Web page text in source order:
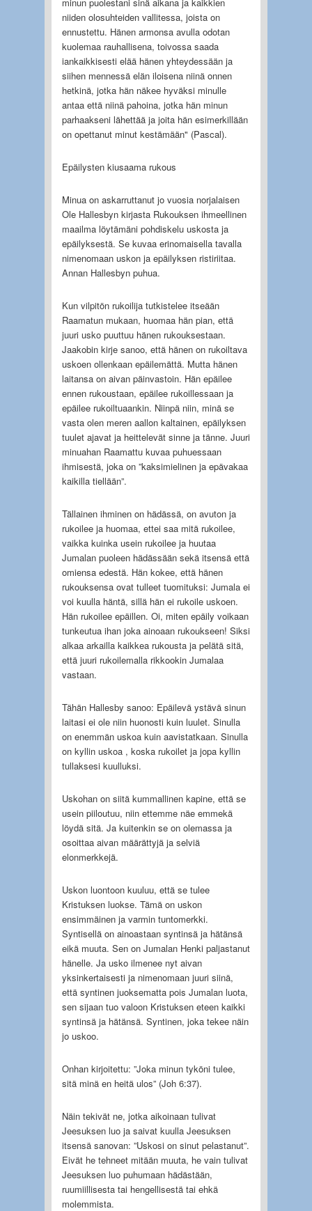
niiden olosuhteiden vallitessa, joista on
ennustettu. Hänen armonsa avulla odotan
kuolemaa rauhallisena, toivossa saada
iankaikkisesti elää hänen yhteydessään ja
siihen mennessä elän iloisena niinä onnen
hetkinä, jotka hän näkee hyväksi minulle
antaa että niinä pahoina, jotka hän minun
parhaakseni lähettää ja joita hän esimerkillään
on opettanut minut kestämään" (Pascal).
Epäilysten kiusaama rukous
Minua on askarruttanut jo vuosia norjalaisen
Ole Hallesbyn kirjasta Rukouksen ihmeellinen
maailma löytämäni pohdiskelu uskosta ja
epäilyksestä. Se kuvaa erinomaisella tavalla
nimenomaan uskon ja epäilyksen ristiriitaa.
Annan Hallesbyn puhua.
Kun vilpitön rukoilija tutkistelee itseään
Raamatun mukaan, huomaa hän pian, että
juuri usko puuttuu hänen rukouksestaan.
Jaakobin kirje sanoo, että hänen on rukoiltava
uskoen ollenkaan epäilemättä. Mutta hänen
laitansa on aivan päinvastoin. Hän epäilee
ennen rukoustaan, epäilee rukoillessaan ja
epäilee rukoiltuaankin. Niinpä niin, minä se
vasta olen meren aallon kaltainen, epäilyksen
tuulet ajavat ja heittelevät sinne ja tänne. Juuri
minuahan Raamattu kuvaa puhuessaan
ihmisestä, joka on ”kaksimielinen ja epävakaa
kaikilla tiellään”.
Tällainen ihminen on hädässä, on avuton ja
rukoilee ja huomaa, ettei saa mitä rukoilee,
vaikka kuinka usein rukoilee ja huutaa
Jumalan puoleen hädässään sekä itsensä että
omiensa edestä. Hän kokee, että hänen
rukouksensa ovat tulleet tuomituksi: Jumala ei
voi kuulla häntä, sillä hän ei rukoile uskoen.
Hän rukoilee epäillen. Oi, miten epäily voikaan
tunkeutua ihan joka ainoaan rukoukseen! Siksi
alkaa arkailla kaikkea rukousta ja pelätä sitä,
että juuri rukoilemalla rikkookin Jumalaa
vastaan.
Tähän Hallesby sanoo: Epäilevä ystävä sinun
laitasi ei ole niin huonosti kuin luulet. Sinulla
on enemmän uskoa kuin aavistatkaan. Sinulla
on kyllin uskoa , koska rukoilet ja jopa kyllin
tullaksesi kuulluksi.
Uskohan on siitä kummallinen kapine, että se
usein piiloutuu, niin ettemme näe emmekä
löydä sitä. Ja kuitenkin se on olemassa ja
osoittaa aivan määrättyjä ja selviä
elonmerkkejä.
Uskon luontoon kuuluu, että se tulee
Kristuksen luokse. Tämä on uskon
ensimmäinen ja varmin tuntomerkki.
Syntisellä on ainoastaan syntinsä ja hätänsä
eikä muuta. Sen on Jumalan Henki paljastanut
hänelle. Ja usko ilmenee nyt aivan
yksinkertaisesti ja nimenomaan juuri siinä,
että syntinen juoksematta pois Jumalan luota,
sen sijaan tuo valoon Kristuksen eteen kaikki
syntinsä ja hätänsä. Syntinen, joka tekee näin
jo uskoo.
Onhan kirjoitettu: ”Joka minun tyköni tulee,
sitä minä en heitä ulos” (Joh 6:37).
Näin tekivät ne, jotka aikoinaan tulivat
Jeesuksen luo ja saivat kuulla Jeesuksen
itsensä sanovan: ”Uskosi on sinut pelastanut”.
Eivät he tehneet mitään muuta, he vain tulivat
Jeesuksen luo puhumaan hädästään,
ruumiillisesta tai hengellisestä tai ehkä
molemmista.